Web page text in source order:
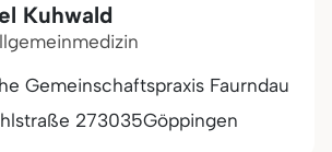
Kuhwald
Gemeinschaftspraxis Faurndau
273035Göppingen